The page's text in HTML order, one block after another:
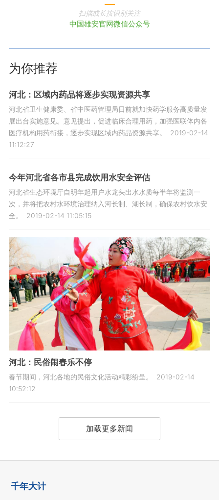
扫描或长按识别关注
中国雄安官网微信公众号
为你推荐
河北：区域内药品将逐步实现资源共享
河北省卫生健康委、省中医药管理局日前就加快药学服务高质量发
展出台实施意见。意见提出，促进临床合理用药，加强医联体内各
医疗机构用药衔接，逐步实现区域内药品资源共享。
2019-02-14
11:12:27
今年河北省各市县完成饮用水安全评估
河北省生态环境厅自明年起用户水龙头出水水质每半年将监测一
次，并将把农村水环境治理纳入河长制、湖长制，确保农村饮水安
全。
2019-02-14 11:05:15
河北：民俗闹春乐不停
春节期间，河北各地的民俗文化活动精彩纷呈。
2019-02-14
10:52:12
加载更多新闻
千年大计